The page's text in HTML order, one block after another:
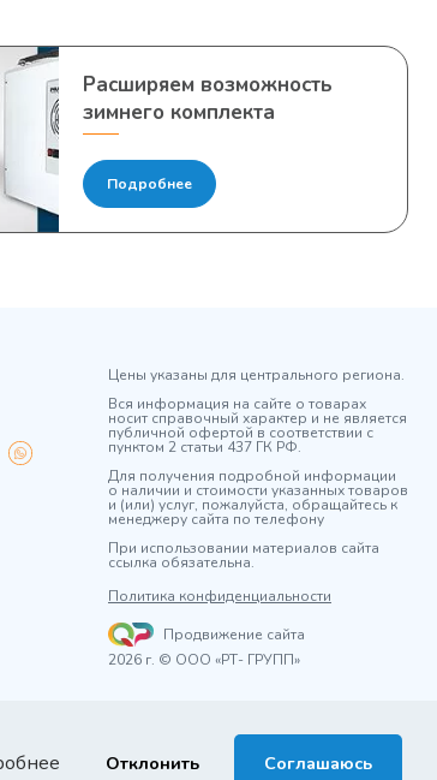
Отклонить Соглашаюсь
Расширяем возможность
зимнего комплекта
Подробнее
Цены указаны для центрального региона.
Вся информация на сайте о товарах
носит справочный характер и не является
публичной офертой в соответствии с
пунктом 2 статьи 437 ГК РФ.
Для получения подробной информации
о наличии и стоимости указанных товаров
и (или) услуг, пожалуйста, обращайтесь к
менеджеру сайта по телефону
При использовании материалов сайта
ссылка обязательна.
Политика конфиденциальности
Продвижение сайта
2026 г. © ООО «РТ- ГРУПП»